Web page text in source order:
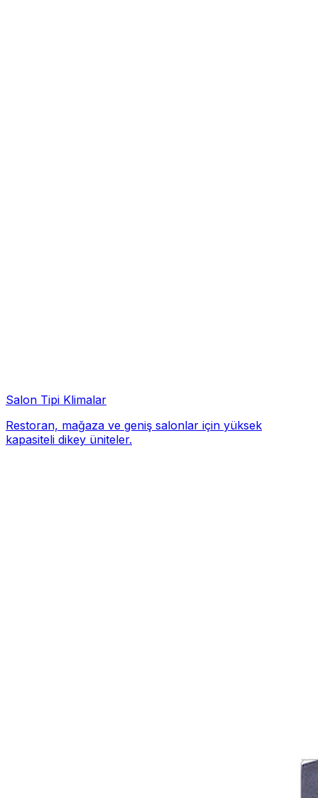
Salon Tipi Klimalar
Restoran, mağaza ve geniş salonlar için yüksek
kapasiteli dikey üniteler.